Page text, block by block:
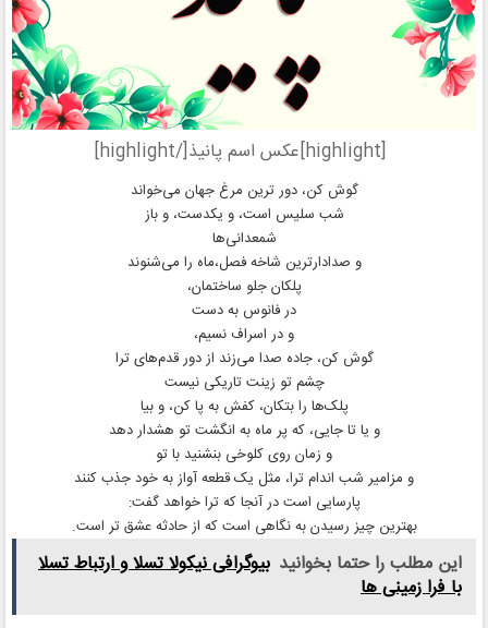
[highlight]عکس اسم پانیذ[/highlight]
گوش کن، دور ترین مرغ جهان می‌خواند
شب سلیس است، و یکدست، و باز
شمعدانی‌ها
و صدادارترین شاخه فصل،‌ماه را می‌شنوند
پلکان جلو ساختمان،
در فانوس به دست
و در اسراف نسیم،
گوش کن، جاده صدا می‌زند از دور قدم‌های ترا
چشم تو زینت تاریکی نیست
پلک‌ها را بتکان، کفش به پا کن، و بیا
و یا تا جایی، که پر ماه به انگشت تو هشدار دهد
و زمان روی کلوخی بنشنید با تو
و مزامیر شب اندام ترا، مثل یک قطعه آواز به خود جذب کنند
پارسایی است در آنجا که ترا خواهد گفت:
بهترین چیز رسیدن به نگاهی است که از حادثه عشق تر است.
این مطلب را حتما بخوانید بیوگرافی نیکولا تسلا و ارتباط تسلا
با فرا زمینی ها